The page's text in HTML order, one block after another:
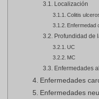
Localización
Colitis
Enfermedad
Profundidad de
UC
MC
Enfermedades
Enfermedades
Enfermedades